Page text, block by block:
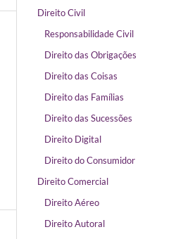
Direito Civil
Responsabilidade Civil
Direito das Obrigações
Direito das Coisas
Direito das Famílias
Direito das Sucessões
Direito Digital
Direito do Consumidor
Direito Comercial
Direito Aéreo
Direito Autoral